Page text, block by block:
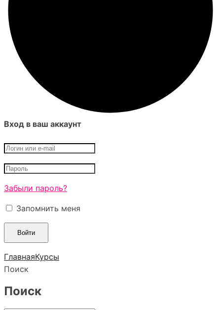
Вход в ваш аккаунт
Забыли пароль?
Запомнить меня
ГлавнаяКурсы
Поиск
Поиск